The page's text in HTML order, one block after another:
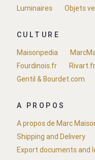
Luminaires
Objets
CULTURE
Maisonpedia
Fourdinois.fr
Rivart.fr
Gentil & Bourdet.com
A PROPOS
A propos de Marc
Shipping and Delivery
Export documents and